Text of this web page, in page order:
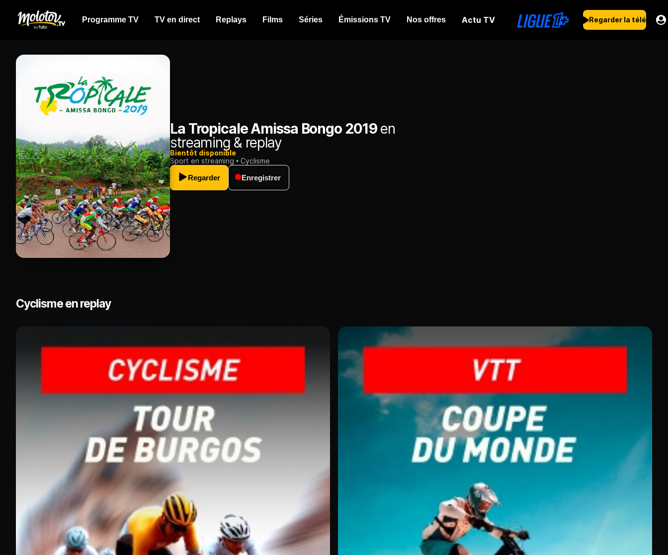
Programme TV TV en direct Replays Films Séries Émissions TV Nos offres Actu TV Regarder la télé
La Tropicale Amissa Bongo 2019en
streaming & replay
Bientôt disponible
Sport en streaming
Cyclisme
Regarder
Enregistrer
Cyclisme en replay